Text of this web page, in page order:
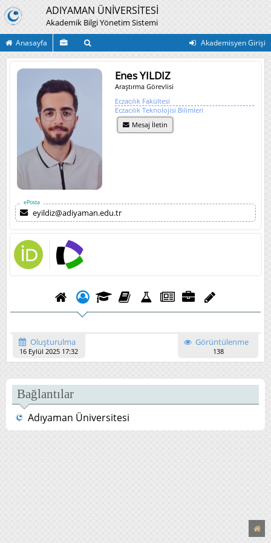
ADIYAMAN ÜNİVERSİTESİ
Akademik Bilgi Yönetim Sistemi
Anasayfa Akademisyen Girişi
Enes YILDIZ
Araştırma Görevlisi
Eczacılık Fakültesi
Eczacılık Teknolojisi Bilimleri
Mesaj İletin
ePosta
eyildiz@adiyaman.edu.tr
Oluşturulma
16 Eylül 2025 17:32
Görüntülenme
138
Bağlantılar
Adıyaman Üniversitesi